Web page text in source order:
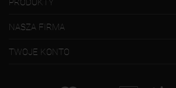
PRODUKTY
NASZA FIRMA
TWOJE KONTO